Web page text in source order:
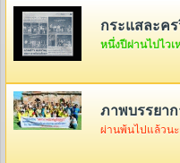
กระแสละคร
ภาพบรรยากาศ